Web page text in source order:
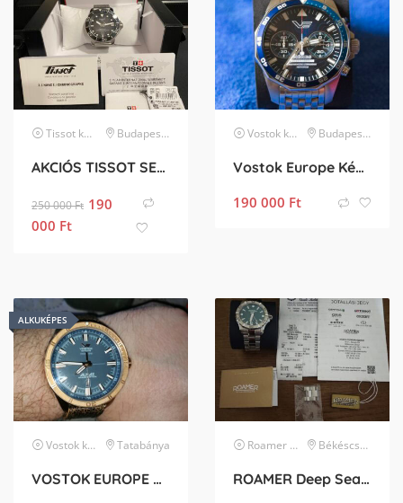
Tissot karóra Budapest II. kerület
AKCIÓS TISSOT SEASTAR PROFESSIONAL 2000 BÚVÁRÓRA
250 000Ft 190
000 Ft
Vostok karóra Budapest XIV. kerület
Vostok Europe Kékes Limited Edition
190 000 Ft
ALKUKÉPES
Vostok karóra Tatabánya
VOSTOK EUROPE ALMAZ BRONZE 200m
Roamer karóraBékéscsaba
ROAMER Deep Sea 200 860833 41 75 71